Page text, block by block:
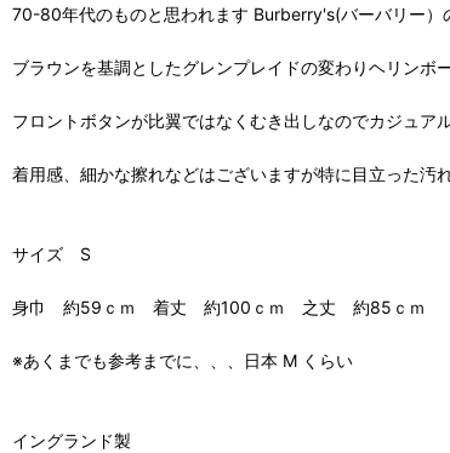
70-80年代のものと思われます Burberry's(バーバリー）
ブラウンを基調としたグレンプレイドの変わりヘリンボ
フロントボタンが比翼ではなくむき出しなのでカジュア
着用感、細かな擦れなどはございますが特に目立った汚
サイズ S
身巾 約59ｃｍ 着丈 約100ｃｍ 之丈 約85ｃｍ
※あくまでも参考までに、、、日本 M くらい
イングランド製